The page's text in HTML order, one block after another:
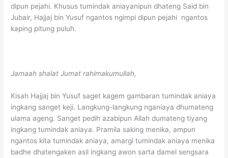
dipun pejahi. Khusus tumindak aniayanipun dhateng Said bin
Jubair, Hajjaj bin Yusuf ngantos ngimpi dipun pejahi ngantos
kaping pitung puluh.
Jamaah shalat Jumat rahimakumullah,
Kisah Hajjaj bin Yusuf saget kagem gambaran tumindak aniaya
ingkang sanget keji. Langkung-langkung nganiaya dhumateng
ulama ageng. Sanget pedih azabipun Allah dumateng tiyang
ingkang tumindak aniaya. Pramila saking menika, ampun
ngantos kita tumindak aniaya, amargi tumindak aniaya menika
badhe dhatengaken asil ingkang awon sarta damel sengsara